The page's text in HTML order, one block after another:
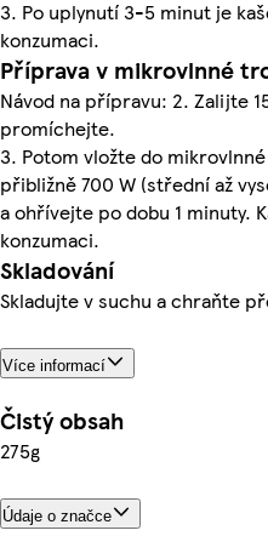
3. Po uplynutí 3-5 minut je
konzumaci.
Příprava v mikrovlnné
Návod na přípravu: 2. Zalijte
promíchejte.
3. Potom vložte do
přibližně 700 W (střední až
a ohřívejte po dobu 1 minuty.
konzumaci.
Skladování
Skladujte v suchu a chraňte
Více informací
Čistý obsah
275g
Údaje o značce